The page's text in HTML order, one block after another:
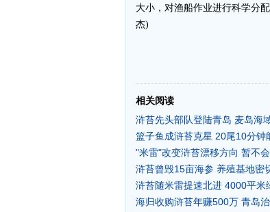
大小，对渔船作业进行科学分
杰)
-
相关阅读
浒苔先头部队登陆青岛 麦岛海
篮子鱼成浒苔克星 20尾10分钟
"米雷"改变浒苔漂移方向 暂不
浒苔曾毁15亩海参 养殖基地密
浒苔随米雷提速北进 4000平米
海归收购浒苔年赚500万 青岛